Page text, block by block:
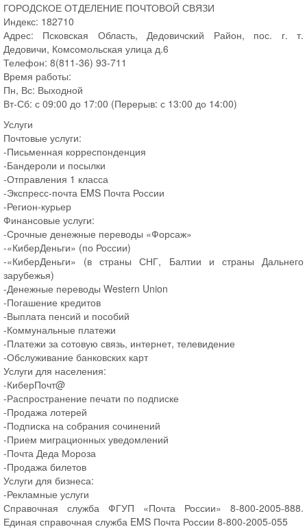
ГОРОДСКОЕ ОТДЕЛЕНИЕ ПОЧТОВОЙ СВЯЗИ
Индекс: 182710
Адрес: Псковская Область, Дедовичский Район, пос. г. т.
Дедовичи, Комсомольская улица д.6
Телефон: 8(811-36) 93-711
Время работы:
Пн, Вс: Выходной
Вт-Сб: с 09:00 до 17:00 (Перерыв: с 13:00 до 14:00)
Услуги
Почтовые услуги:
-Письменная корреспонденция
-Бандероли и посылки
-Отправления 1 класса
-Экспресс-почта EMS Почта России
-Регион-курьер
Финансовые услуги:
-Срочные денежные переводы «Форсаж»
-«КиберДеньги» (по России)
-«КиберДеньги» (в страны СНГ, Балтии и страны Дальнего
зарубежья)
-Денежные переводы Western Union
-Погашение кредитов
-Выплата пенсий и пособий
-Коммунальные платежи
-Платежи за сотовую связь, интернет, телевидение
-Обслуживание банковских карт
Услуги для населения:
-КиберПочт@
-Распространение печати по подписке
-Продажа лотерей
-Подписка на собрания сочинений
-Прием миграционных уведомлений
-Почта Деда Мороза
-Продажа билетов
Услуги для бизнеса:
-Рекламные услуги
Справочная служба ФГУП «Почта России» 8-800-2005-888.
Единая справочная служба EMS Почта России 8-800-2005-055